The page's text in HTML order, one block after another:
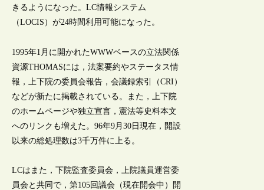
きるようになった。LC情報システム
（LOCIS）が24時間利用可能になった。
1995年1月に開かれたWWWベースの立法関係
資源THOMASには，法案要約やステータス情
報，上下院の委員会報告，会議録索引（CRI）
などが新たに掲載されている。また，上下院
のホームページや独立宣言，憲法等史料本文
へのリンクも増えた。96年9月30日現在，開設
以来の総処理数は3千万件に上る。
LCはまた，下院監査委員会，上院議員運営委
員会と共同で，第105回議会（現在開会中）開